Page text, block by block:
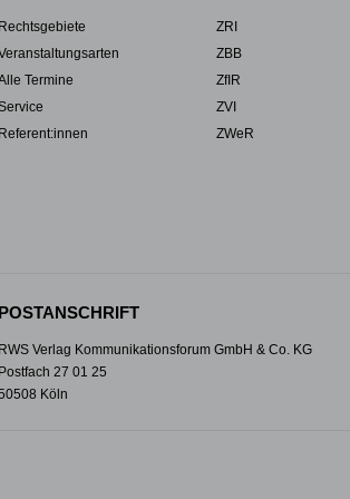
Rechtsgebiete
Termine
Referent:innen
ZRI
ZBB
ZfIR
ZVI
ZWeR
POSTANSCHRIFT
RWS Verlag Kommunikationsforum GmbH & Co. KG
Postfach 27 01 25
Köln